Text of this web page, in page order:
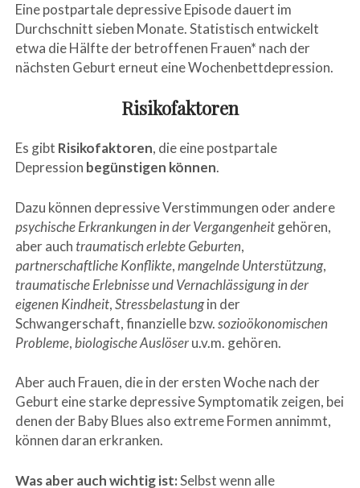
Eine postpartale depressive Episode dauert im
Durchschnitt sieben Monate. Statistisch entwickelt
etwa die Hälfte der betroffenen Frauen* nach der
nächsten Geburt erneut eine Wochenbettdepression.
Risikofaktoren
Es gibt Risikofaktoren, die eine postpartale
Depression begünstigen können.
Dazu können depressive Verstimmungen oder andere
psychische Erkrankungen in der Vergangenheitgehören,
aber auch traumatisch erlebte Geburten,
partnerschaftliche Konflikte,mangelnde Unterstützung,
traumatische Erlebnisse und Vernachlässigung in der
eigenen Kindheit,Stressbelastungin der
Schwangerschaft, finanzielle bzw.sozioökonomischen
Probleme,biologische Auslöseru.v.m. gehören.
Aber auch Frauen, die in der ersten Woche nach der
Geburt eine starke depressive Symptomatik zeigen, bei
denen der Baby Blues also extreme Formen annimmt,
können daran erkranken.
Was aber auch wichtig ist:Selbst wenn alle